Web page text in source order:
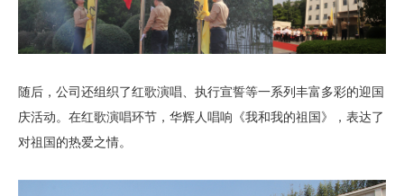
随后，公司还组织了红歌演唱、执行宣誓等一系列丰富多彩的迎国
庆活动。在红歌演唱环节，华辉人唱响《我和我的祖国》，表达了
对祖国的热爱之情。